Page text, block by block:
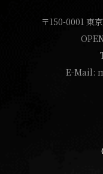
〒150-0001 東
E-Mail: